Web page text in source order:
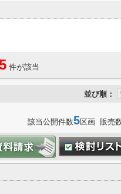
件が該当
並び順：
該当公開件数5区画 販売